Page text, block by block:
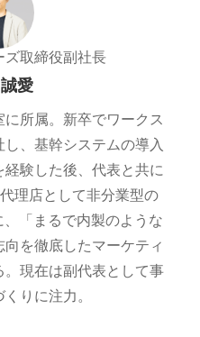
ズ取締役副社長
愛
所属。新卒でワークス
、基幹システムの導入
験した後、代表と共に
理店として非分業型の
「まるで内製のような
を徹底したマーケティ
。現在は副代表として事
りに注力。